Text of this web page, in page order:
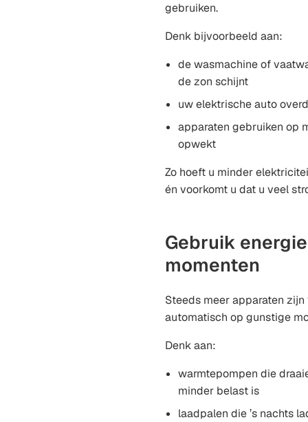
gebruiken.
Denk bijvoorbeeld aan:
de wasmachine of
de zon schijnt
uw elektrische auto
apparaten gebruiken op
opwekt
Zo hoeft u minder
én voorkomt u dat u veel
Gebruik
momenten
Steeds meer apparaten zijn
automatisch op gunstige
Denk aan:
warmtepompen die
minder belast is
laadpalen die ’s nachts